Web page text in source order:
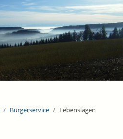
Bürgerservice Lebenslagen